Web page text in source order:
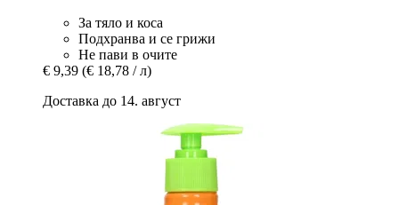
За тяло и коса
Подхранва и се грижи
Не пави в очите
€ 9,39 (€ 18,78 / л)
Доставка до 14. август